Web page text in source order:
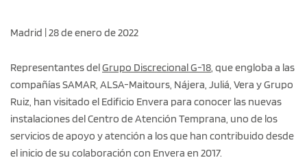
Madrid | 28 de enero de 2022
Representantes delGrupo Discrecional G-18 , que engloba a las
compañías SAMAR, ALSA-Maitours, Nájera, Juliá, Vera y Grupo
Ruiz, han visitado el Edificio Envera para conocer las nuevas
instalaciones del Centro de Atención Temprana, uno de los
servicios de apoyo y atención a los que han contribuido desde
el inicio de su colaboración con Envera en 2017.